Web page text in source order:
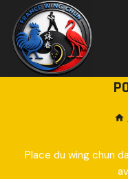
content
Place du wing chun